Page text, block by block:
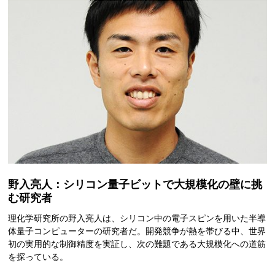
野入亮人：シリコン量子ビットで大規模化の壁に挑
む研究者
理化学研究所の野入亮人は、シリコン中の電子スピンを用いた半導
体量子コンピューターの研究者だ。開発競争が熱を帯びる中、世界
初の実用的な制御精度を実証し、次の難題である大規模化への道筋
を探っている。